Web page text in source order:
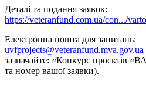
Деталі та подання заявок:
https://veteranfund.com.ua/con.../
Електронна пошта для запитань:
uvfprojects@veteranfund.mva.gov.ua
зазначайте: «Конкурс проєктів
та номер вашої заявки).